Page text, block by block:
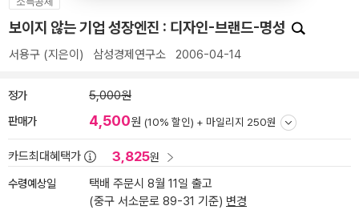
보이지 않는 기업 성장엔진 : 디자인-브랜드-명성
서용구 (지은이) 삼성경제연구소 2006-04-14
정가 5,000원
판매가 4,500원 (10% 할인) + 마일리지 250원
카드최대혜택가 3,825원
수령예상일
택배 주문시 8월 11일 출고
(중구 서소문로 89-31 기준) 변경